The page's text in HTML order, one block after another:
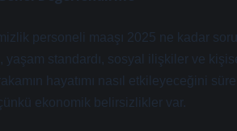
personeli maaşı 2025 ne kadar
yaşam standardı, sosyal ilişkiler ve
hayatımı nasıl etkileyeceğini
ekonomik belirsizlikler var.